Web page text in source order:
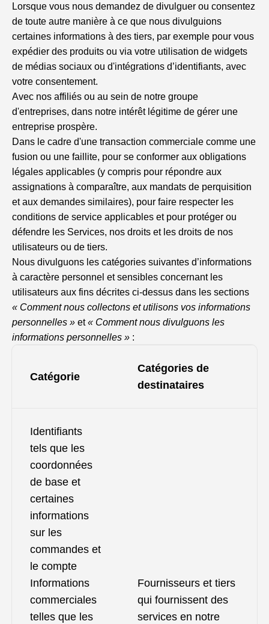
Lorsque vous nous demandez de divulguer ou consentez
de toute autre manière à ce que nous divulguions
certaines informations à des tiers, par exemple pour vous
expédier des produits ou via votre utilisation de widgets
de médias sociaux ou d'intégrations d’identifiants, avec
votre consentement.
Avec nos affiliés ou au sein de notre groupe
d'entreprises, dans notre intérêt légitime de gérer une
entreprise prospère.
Dans le cadre d'une transaction commerciale comme une
fusion ou une faillite, pour se conformer aux obligations
légales applicables (y compris pour répondre aux
assignations à comparaître, aux mandats de perquisition
et aux demandes similaires), pour faire respecter les
conditions de service applicables et pour protéger ou
défendre les Services, nos droits et les droits de nos
utilisateurs ou de tiers.
Nous divulguons les catégories suivantes d’informations
à caractère personnel et sensibles concernant les
utilisateurs aux fins décrites ci-dessus dans les sections
« Comment nous collectons et utilisons vos informations
personnelles » et« Comment nous divulguons les
informations personnelles » :
Catégorie
Catégories de
destinataires
Identifiants
tels que les
coordonnées
de base et
certaines
informations
sur les
commandes et
le compte
Informations
commerciales
telles que les
Fournisseurs et tiers
qui fournissent des
services en notre